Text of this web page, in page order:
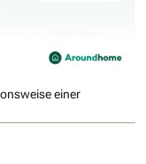
einer